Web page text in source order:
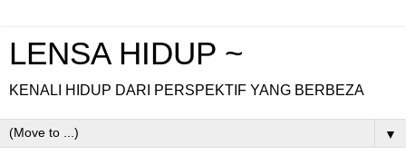
LENSA HIDUP ~
KENALI HIDUP DARI PERSPEKTIF YANG BERBEZA
▼